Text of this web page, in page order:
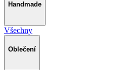
Handmade
Všechny
Oblečení